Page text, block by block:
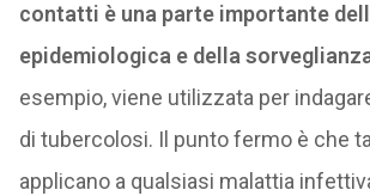
contatti è una parte importante
epidemiologica e della
esempio, viene utilizzata per
di tubercolosi. Il punto fermo è che
applicano a qualsiasi malattia